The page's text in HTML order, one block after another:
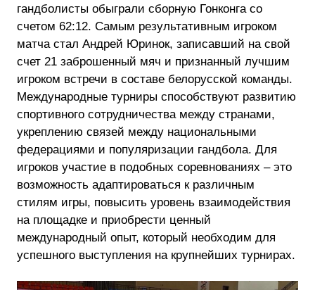
гандболисты обыграли сборную Гонконга со
счетом 62:12. Самым результативным игроком
матча стал Андрей Юринок, записавший на свой
счет 21 заброшенный мяч и признанный лучшим
игроком встречи в составе белорусской команды.
Международные турниры способствуют развитию
спортивного сотрудничества между странами,
укреплению связей между национальными
федерациями и популяризации гандбола. Для
игроков участие в подобных соревнованиях – это
возможность адаптироваться к различным
стилям игры, повысить уровень взаимодействия
на площадке и приобрести ценный
международный опыт, который необходим для
успешного выступления на крупнейших турнирах.